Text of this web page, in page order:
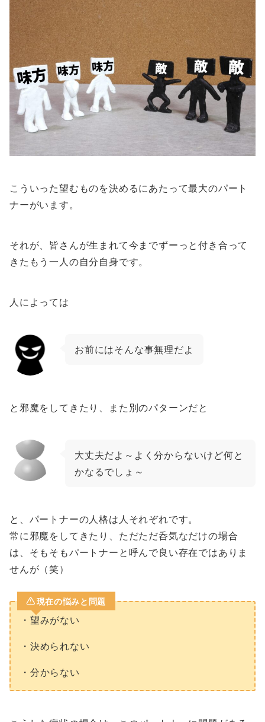
こういった望むものを決めるにあたって最大のパート
ナーがいます。
それが、皆さんが生まれて今までずーっと付き合って
きたもう一人の自分自身です。
人によっては
お前にはそんな事無理だよ
と邪魔をしてきたり、また別のパターンだと
大丈夫だよ～よく分からないけど何と
かなるでしょ～
と、パートナーの人格は人それぞれです。
常に邪魔をしてきたり、ただただ呑気なだけの場合
は、そもそもパートナーと呼んで良い存在ではありま
せんが（笑）
現在の悩みと問題
・望みがない
・決められない
・分からない